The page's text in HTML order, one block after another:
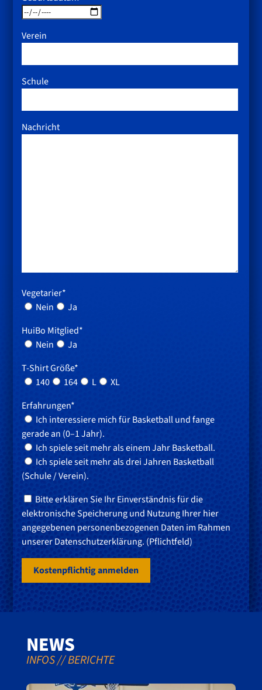
Verein
Schule
Nachricht
Vegetarier*
Nein
Ja
HuiBo Mitglied*
Nein
Ja
T-Shirt Größe*
140
164 L
XL
Erfahrungen*
Ich interessiere mich für Basketball und fange
gerade an (0–1 Jahr).
Ich spiele seit mehr als einem Jahr Basketball.
Ich spiele seit mehr als drei Jahren Basketball
(Schule / Verein).
Bitte erklären Sie Ihr Einverständnis für die
elektronische Speicherung und Nutzung Ihrer hier
angegebenen personenbezogenen Daten im Rahmen
unserer Datenschutzerklärung. (Pflichtfeld)
NEWS
INFOS // BERICHTE